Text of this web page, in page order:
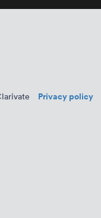
Privacy policy